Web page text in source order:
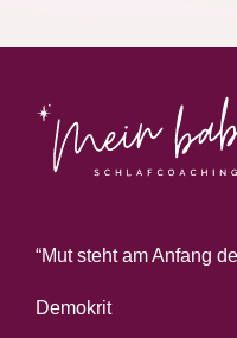
“Mut steht am Anfang
Demokrit